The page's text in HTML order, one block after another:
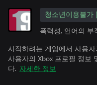
청소년이용불가
폭력성, 언어의 부
시작하려는 게임에서 사용
사용자의 Xbox 프로필 정보
다. 자세한 정보